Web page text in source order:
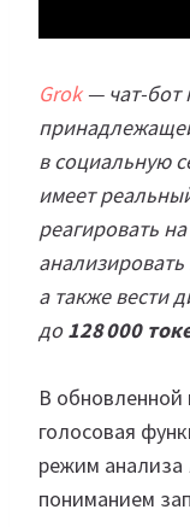
Grok— чат-бот
в социальную
имеет
реагировать
а также вести
до128 000
В обновленной
голосовая
режим анализа
пониманием